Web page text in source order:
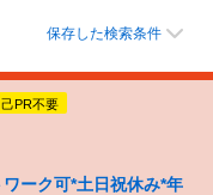
保存した検索条件
己PR不要
ーク可*土日祝休み*年